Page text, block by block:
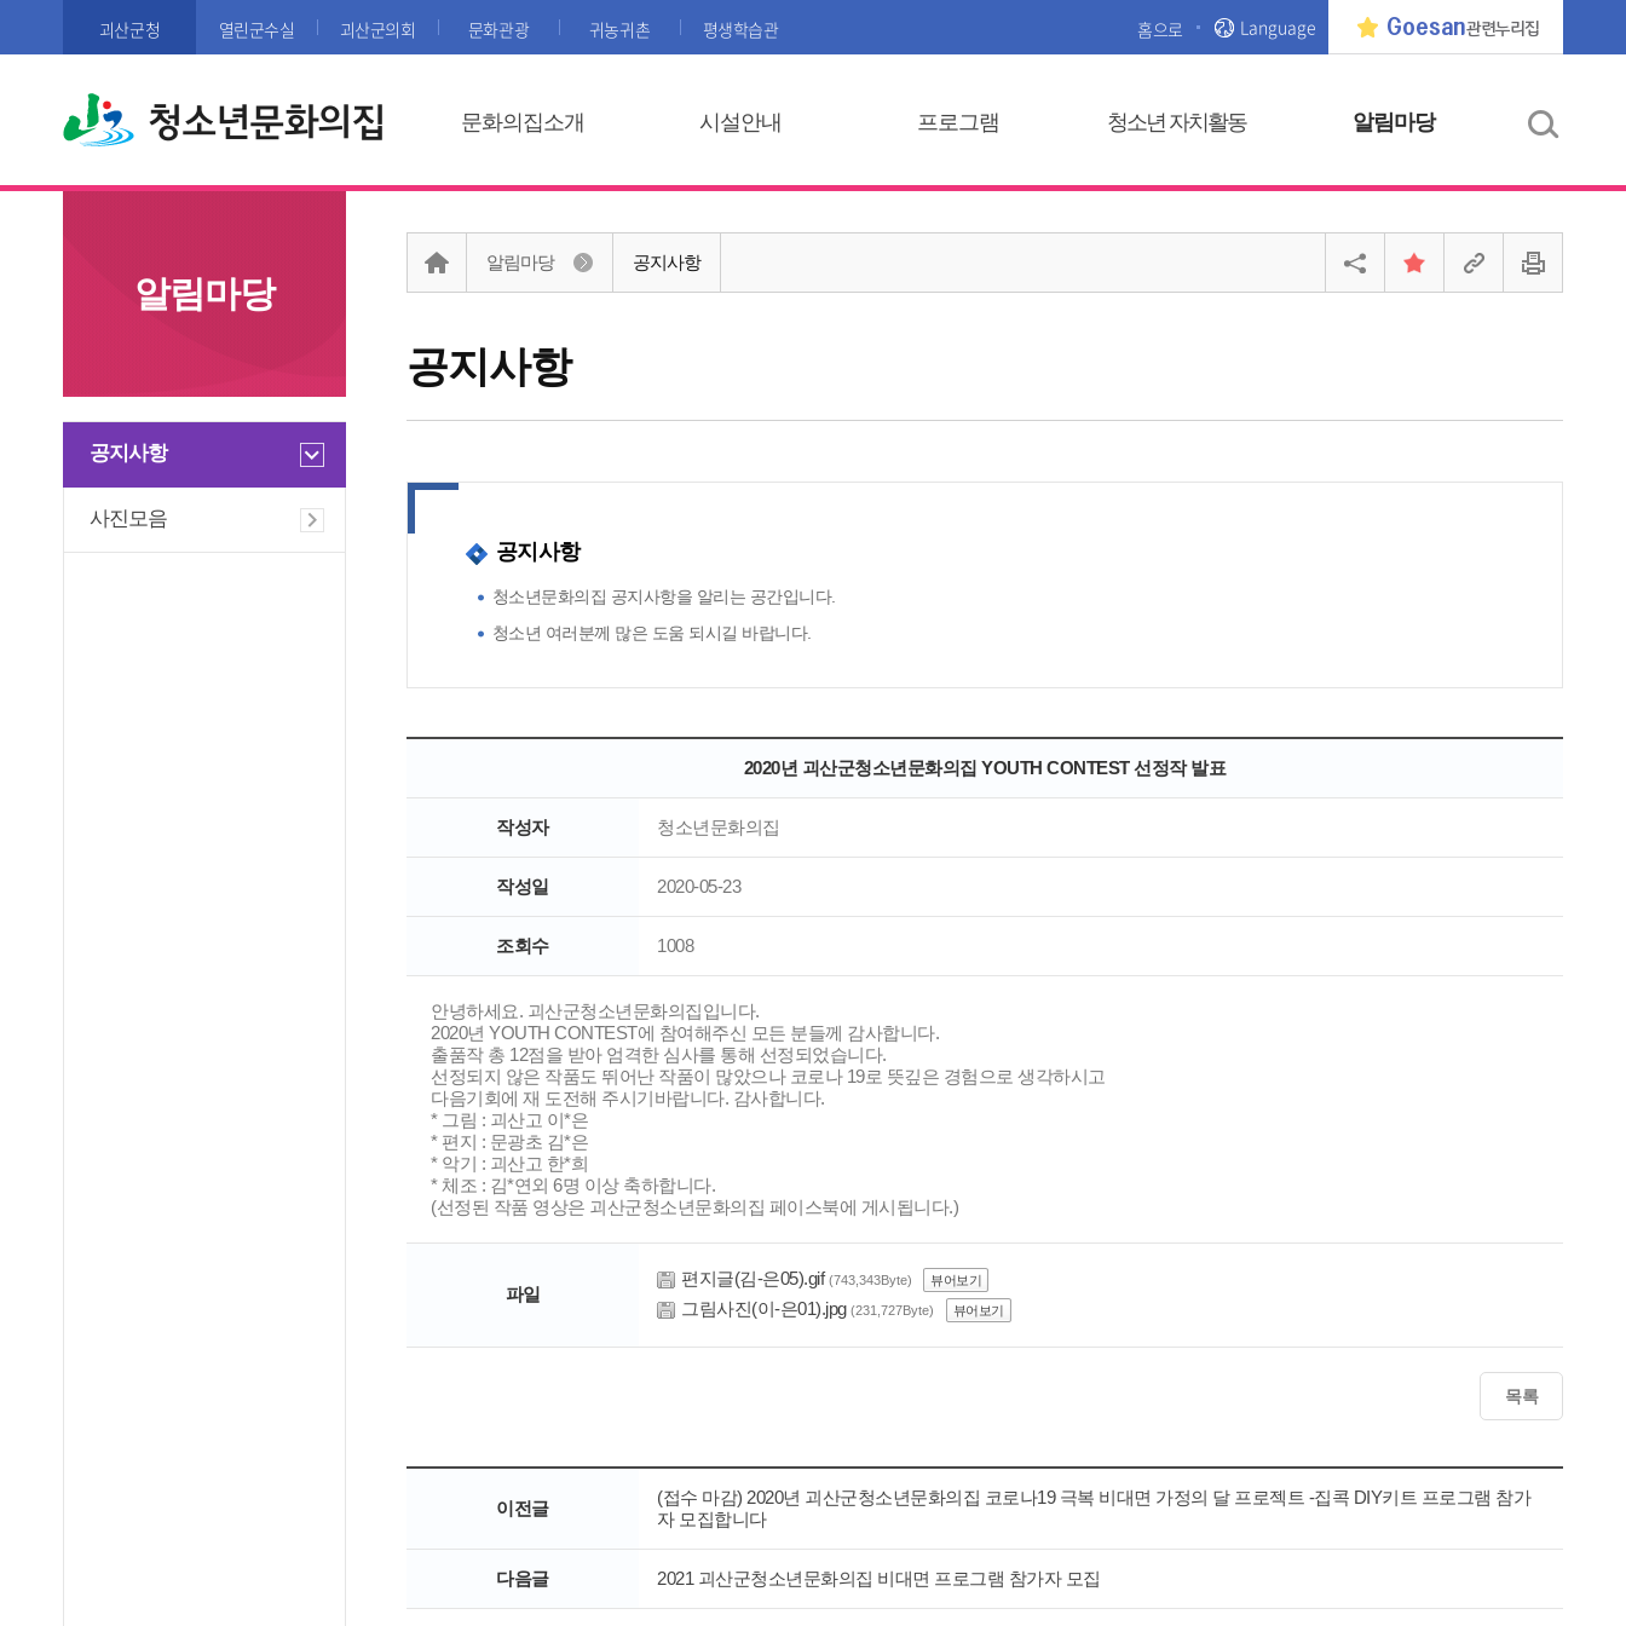
괴산군청 열린군수실 괴산군의회 문화관광 귀농귀촌 평생학습관 홈으로 Language Goesan관련누리집
청소년문화의집 문화의집소개 시설안내 프로그램 청소년 자치활동 알림마당
알림마당
공지사항
사진모음
공지사항
알림마당 공지사항
공지사항
청소년문화의집 공지사항을 알리는 공간입니다.
청소년 여러분께 많은 도움 되시길 바랍니다.
2020년 괴산군청소년문화의집 YOUTH CONTEST 선정작 발표
작성자 청소년문화의집
작성일 2020-05-23
조회수 1008
안녕하세요. 괴산군청소년문화의집입니다.
2020년 YOUTH CONTEST에 참여해주신 모든 분들께 감사합니다.
출품작 총 12점을 받아 엄격한 심사를 통해 선정되었습니다.
선정되지 않은 작품도 뛰어난 작품이 많았으나 코로나 19로 뜻깊은 경험으로 생각하시고
다음기회에 재 도전해 주시기바랍니다. 감사합니다.
* 그림 : 괴산고 이*은
* 편지 : 문광초 김*은
* 악기 : 괴산고 한*희
* 체조 : 김*연외 6명 이상 축하합니다.
(선정된 작품 영상은 괴산군청소년문화의집 페이스북에 게시됩니다.)
파일
편지글(김-은05).gif (743,343Byte) 뷰어보기
그림사진(이-은01).jpg (231,727Byte) 뷰어보기
목록
이전글
(접수 마감) 2020년 괴산군청소년문화의집 코로나19 극복 비대면 가정의 달 프로젝트 -집콕 DIY키트 프로그램 참가
자 모집합니다
다음글 2021 괴산군청소년문화의집 비대면 프로그램 참가자 모집